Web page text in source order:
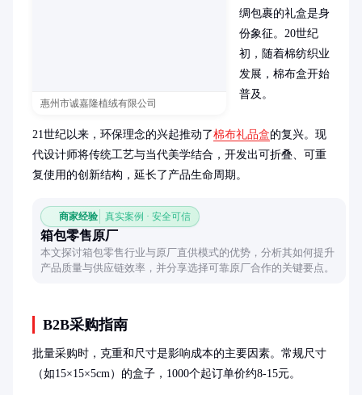
惠州市诚嘉隆植绒有限公司
绸包裹的礼盒是身
份象征。20世纪
初，随着棉纺织业
发展，棉布盒开始
普及。
21世纪以来，环保理念的兴起推动了棉布礼品盒的复兴。现
代设计师将传统工艺与当代美学结合，开发出可折叠、可重
复使用的创新结构，延长了产品生命周期。
商家经验 真实案例 · 安全可信
箱包零售原厂
本文探讨箱包零售行业与原厂直供模式的优势，分析其如何提升
产品质量与供应链效率，并分享选择可靠原厂合作的关键要点。
B2B采购指南
批量采购时，克重和尺寸是影响成本的主要因素。常规尺寸
（如15×15×5cm）的盒子，1000个起订单价约8-15元。